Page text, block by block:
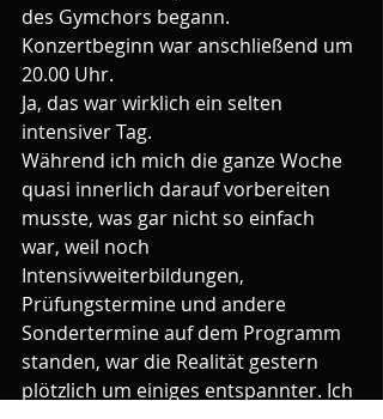
des Gymchors begann.
Konzertbeginn war anschließend um
20.00 Uhr.
Ja, das war wirklich ein selten
intensiver Tag.
Während ich mich die ganze Woche
quasi innerlich darauf vorbereiten
musste, was gar nicht so einfach
war, weil noch
Intensivweiterbildungen,
Prüfungstermine und andere
Sondertermine auf dem Programm
standen, war die Realität gestern
plötzlich um einiges entspannter. Ich